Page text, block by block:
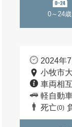
0～24歳
2024年
小牧市
車両相
軽自動車
死亡(0)